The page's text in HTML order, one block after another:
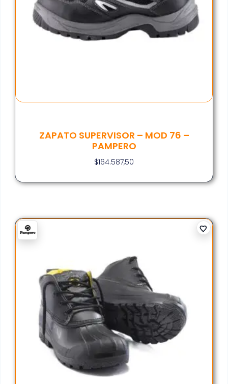
ZAPATO SUPERVISOR – MOD 76 –
PAMPERO
$164.587,50